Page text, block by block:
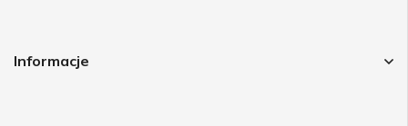
Informacje